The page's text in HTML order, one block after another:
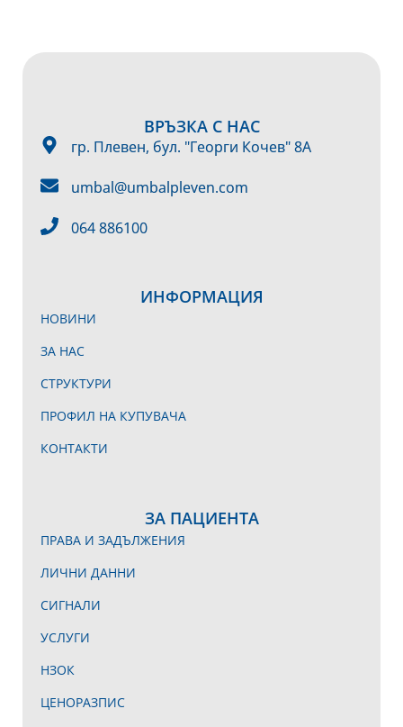
ИНФОРМАЦИЯ
НОВИНИ
ЗА НАС
СТРУКТУРИ
ПРОФИЛ НА КУПУВАЧА
КОНТАКТИ
ЗА ПАЦИЕНТА
ПРАВА И ЗАДЪЛЖЕНИЯ
ЛИЧНИ ДАННИ
СИГНАЛИ
УСЛУГИ
НЗОК
ЦЕНОРАЗПИС
ВРЪЗКА С НАС
гр. Плевен, бул. "Георги Кочев" 8А
umbal@umbalpleven.com
064 886100